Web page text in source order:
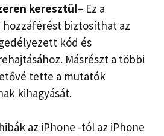
keresztül– Ez a
hozzáférést biztosíthat az
kód és
Másrészt a többi
tette a mutatók
kihagyását.
az iPhone -tól az iPhone